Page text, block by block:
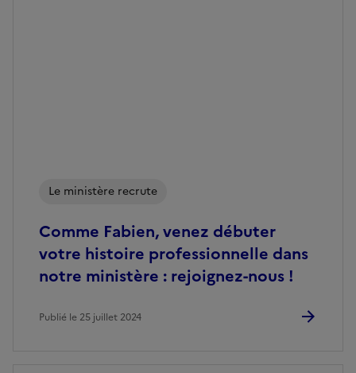
Comme Fabien, venez débuter
votre histoire professionnelle dans
notre ministère : rejoignez-nous !
Le ministère recrute
Publié le 25 juillet 2024